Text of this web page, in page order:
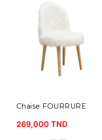
Chaise FOURRURE
269,000 TND